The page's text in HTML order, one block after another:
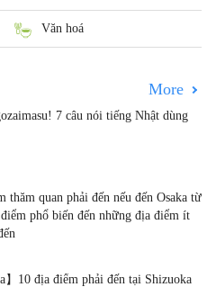
Văn hoá
More
7 câu nói tiếng Nhật dùng
thăm quan phải đến nếu đến Osaka từ
phổ biến đến những địa điểm ít
】10 địa điểm phải đến tại Shizuoka